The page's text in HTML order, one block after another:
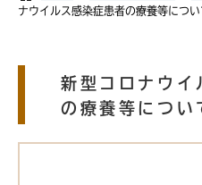
ナウイルス感染症患者の療養等につい
新型コロナウイ
の療養等につい